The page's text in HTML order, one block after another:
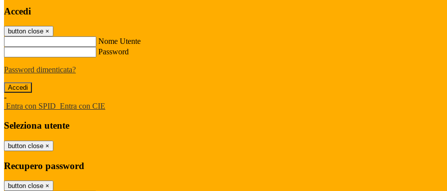
Accedi
button close ×
Nome Utente
Password
Password dimenticata?
-
Entra con SPID Entra con CIE
Seleziona utente
button close ×
Recupero password
button close ×